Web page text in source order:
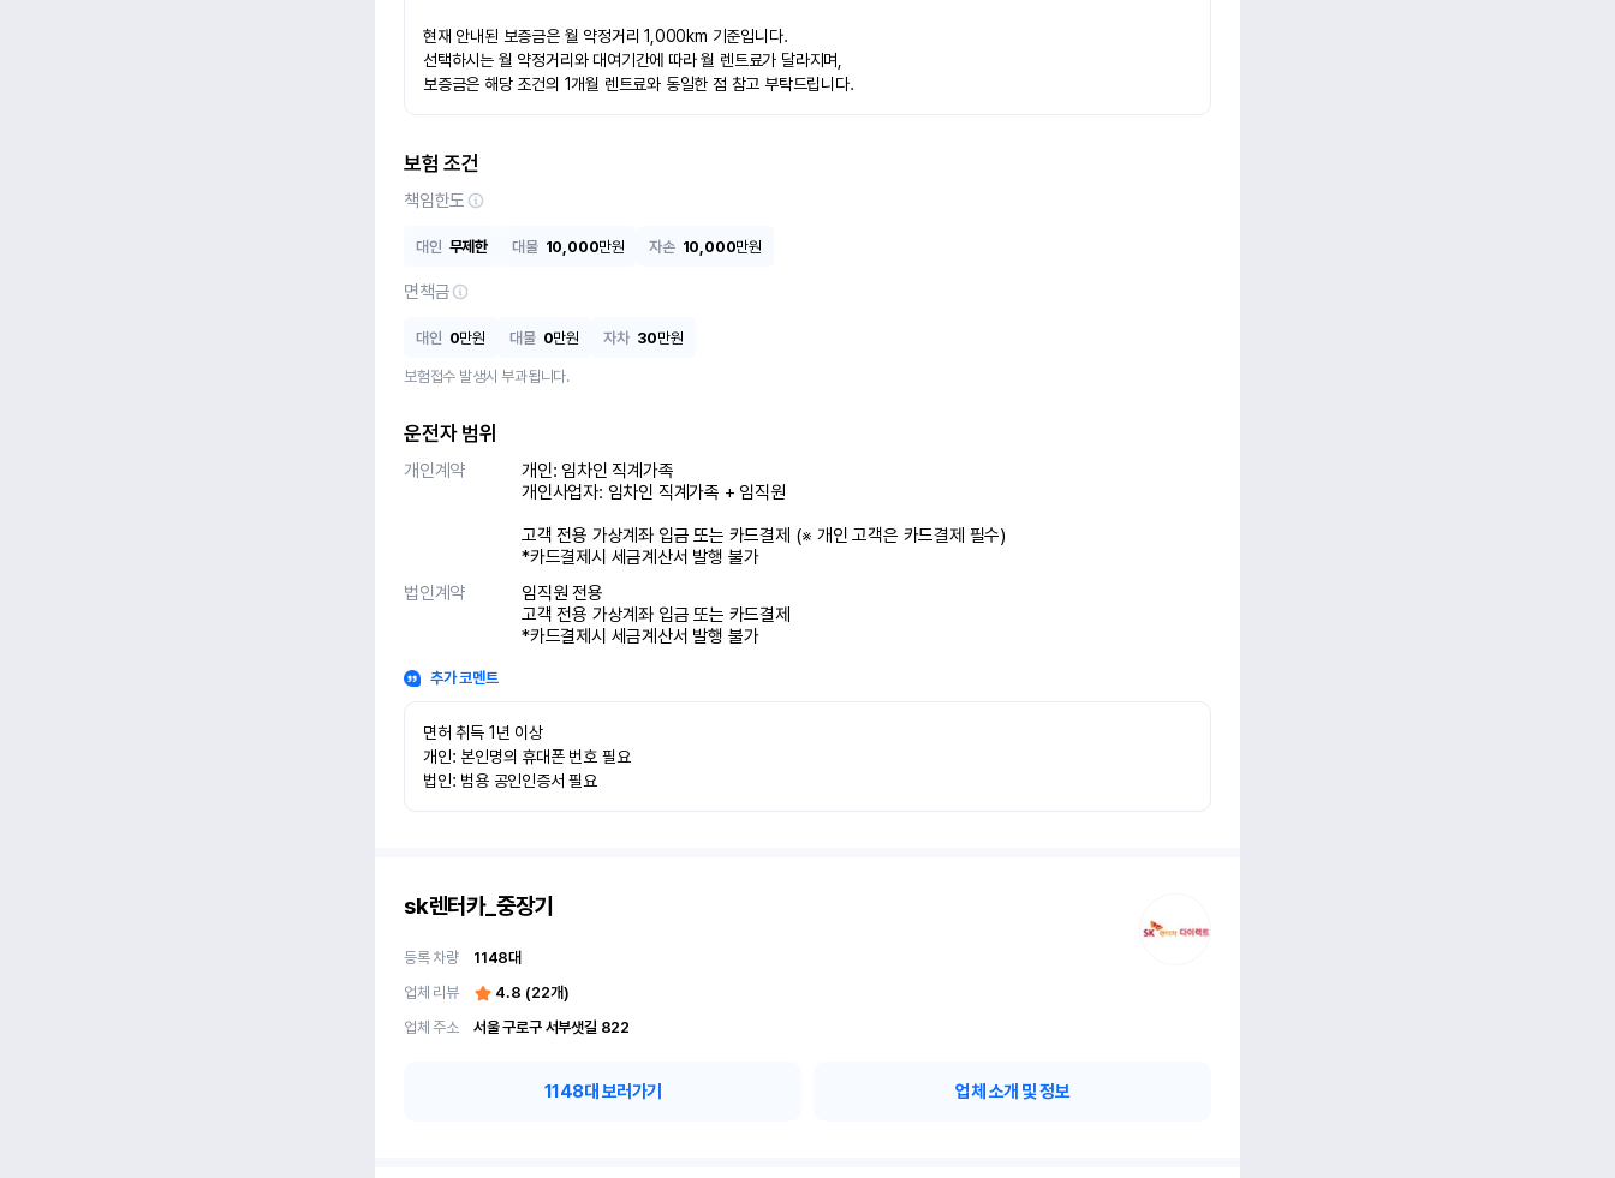
현재 안내된 보증금은 월 약정거리 1,000km 기준입니다.
선택하시는 월 약정거리와 대여기간에 따라 월 렌트료가 달라지며,
보증금은 해당 조건의 1개월 렌트료와 동일한 점 참고 부탁드립니다.
보험 조건
책임한도
대인 무제한 대물 10,000만원 자손 10,000만원
면책금
대인 0만원 대물 0만원 자차 30만원
보험접수 발생시 부과됩니다.
운전자 범위
개인계약
개인: 임차인 직계가족
개인사업자: 임차인 직계가족 + 임직원
고객 전용 가상계좌 입금 또는 카드결제 (※ 개인 고객은 카드결제 필수)
*카드결제시 세금계산서 발행 불가
법인계약
임직원 전용
고객 전용 가상계좌 입금 또는 카드결제
*카드결제시 세금계산서 발행 불가
추가 코멘트
면허 취득 1년 이상
개인: 본인명의 휴대폰 번호 필요
법인: 범용 공인인증서 필요
sk렌터카_중장기
등록 차량 1148대
업체 리뷰
4.8 (22개)
업체 주소
서울 구로구 서부샛길 822
1148대 보러가기 업체 소개 및 정보